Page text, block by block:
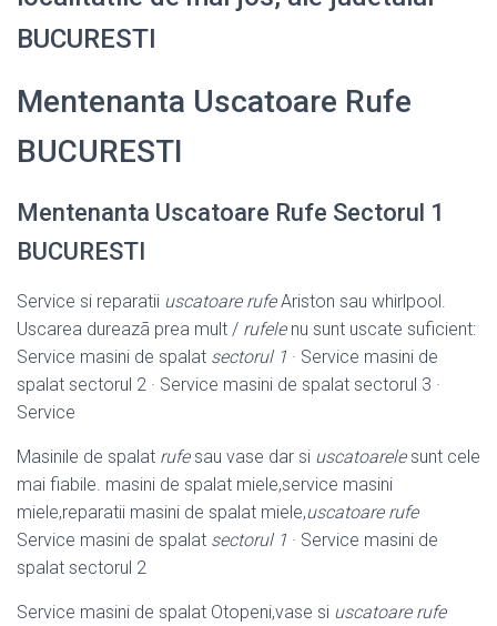
BUCURESTI
Mentenanta Uscatoare Rufe
BUCURESTI
Mentenanta Uscatoare Rufe Sectorul 1
BUCURESTI
Service si reparatii uscatoare rufeAriston sau whirlpool.
Uscarea dureazã prea mult / rufelenu sunt uscate suficient:
Service masini de spalat sectorul 1 · Service masini de
spalat sectorul 2 · Service masini de spalat sectorul 3 ·
Service
Masinile de spalat rufesau vase dar si uscatoarelesunt cele
mai fiabile. masini de spalat miele,service masini
miele,reparatii masini de spalat miele,uscatoare rufe
Service masini de spalat sectorul 1 · Service masini de
spalat sectorul 2
Service masini de spalat Otopeni,vase si uscatoare rufe